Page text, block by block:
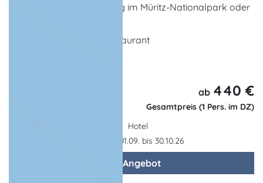
1 x fachkundige Führung im Müritz-Nationalpark oder
1 x Abendessen im Restaurant
ab 440 €
Gesamtpreis (1 Pers. im DZ)
Hotel
Gültigkeit: 01.09. bis 30.10.26
zum Angebot